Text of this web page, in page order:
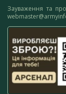
Зауваження та